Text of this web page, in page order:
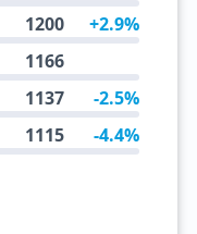
1200 +2.9%
1166
1137 -2.5%
1115 -4.4%